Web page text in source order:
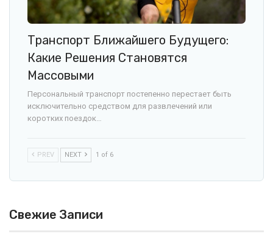
Транспорт Ближайшего Будущего:
Какие Решения Становятся
Массовыми
Персональный транспорт постепенно перестает быть
исключительно средством для развлечений или
коротких поездок…
PREV NEXT 1 of 6
Свежие Записи